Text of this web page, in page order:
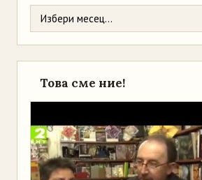
Това сме ние!